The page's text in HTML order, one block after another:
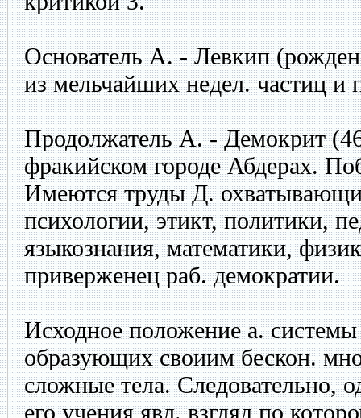
Основатель А. - Левкип
из мельчайших недел. частиц и
Продолжатель А. - Демокрит
фракийском городе Абдерах.
Имеются труды Д.
психологии, этикт, политики,
языкознания, математики,
приверженец раб. демократии.
Исходное положение а.
образующих своиим бескон.
сложные тела. Следовательно,
его учения явл. взгляд по